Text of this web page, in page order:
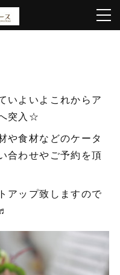
いよいよこれからア
突入☆
や食材などのケータ
合わせやご予約を頂
アップ致しますので